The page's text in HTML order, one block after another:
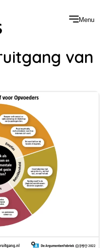
Menu
van